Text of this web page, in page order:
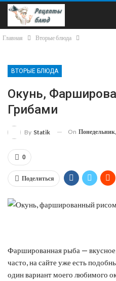
Главная Вторые блюда
ВТОРЫЕ БЛЮДА
Окунь,
Грибами
By Statik On
0
Поделиться
Фаршированная рыба —
часто, на сайте уже есть
один вариант моего любимого